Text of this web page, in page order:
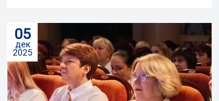
05
дек
2025